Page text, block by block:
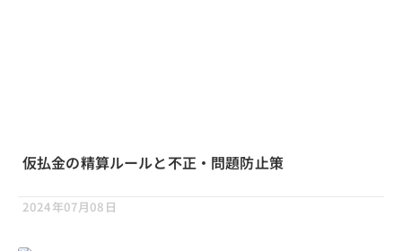
仮払金の精算ルールと不正・問題防止策
2024年07月08日